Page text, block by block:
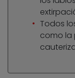
Todos
como la